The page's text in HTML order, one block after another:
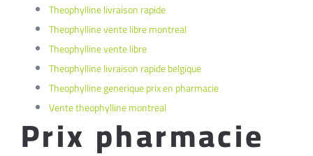
Theophylline livraison rapide
Theophylline vente libre montreal
Theophylline vente libre
Theophylline livraison rapide belgique
Theophylline generique prix en pharmacie
Vente theophylline montreal
Prix pharmacie